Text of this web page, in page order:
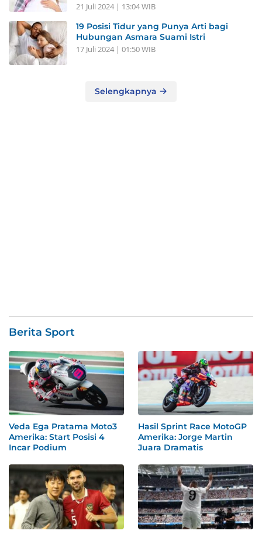
21 Juli 2024 | 13:04 WIB
19 Posisi Tidur yang Punya Arti bagi
Hubungan Asmara Suami Istri
17 Juli 2024 | 01:50 WIB
Selengkapnya
Berita Sport
Veda Ega Pratama Moto3
Amerika: Start Posisi 4
Incar Podium
Hasil Sprint Race MotoGP
Amerika: Jorge Martin
Juara Dramatis